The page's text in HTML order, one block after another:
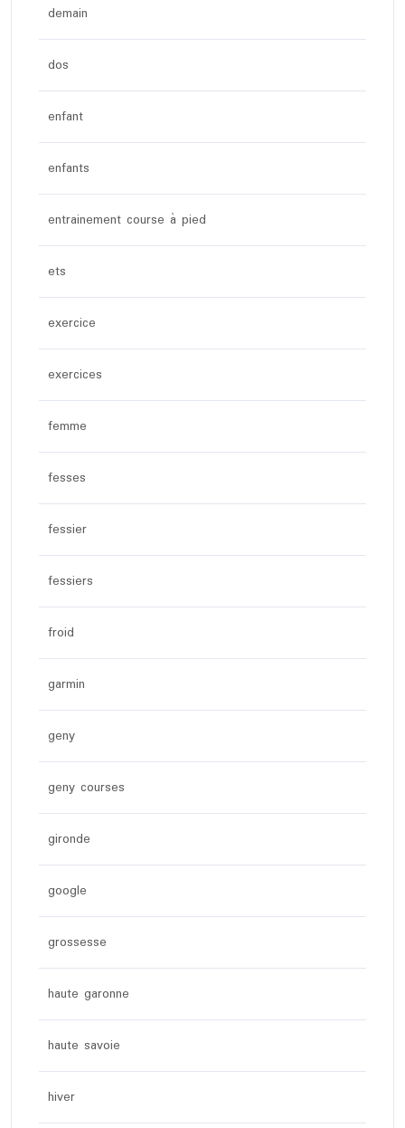
demain
dos
enfant
enfants
entrainement course à pied
ets
exercice
exercices
femme
fesses
fessier
fessiers
froid
garmin
geny
geny courses
gironde
google
grossesse
haute garonne
haute savoie
hiver